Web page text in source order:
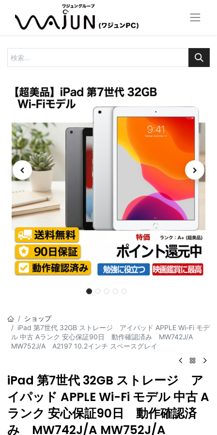
ショップ
iPad 第7世代 32GB ストレージ アイパッド APPLE Wi-Fi モデ
ル 中古 Aランク 安心保証90日 動作確認済み MW742J/A
MW752J/A A2197 10.2インチ スペースグレイ
iPad 第7世代 32GB ストレージ ア
イパッド APPLE Wi-Fi モデル 中古 A
ランク 安心保証90日 動作確認済
み MW742J/A MW752J/A